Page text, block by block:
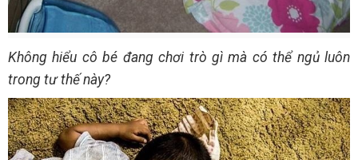
Không hiểu cô bé đang chơi trò gì mà có thể ngủ luôn
trong tư thế này?